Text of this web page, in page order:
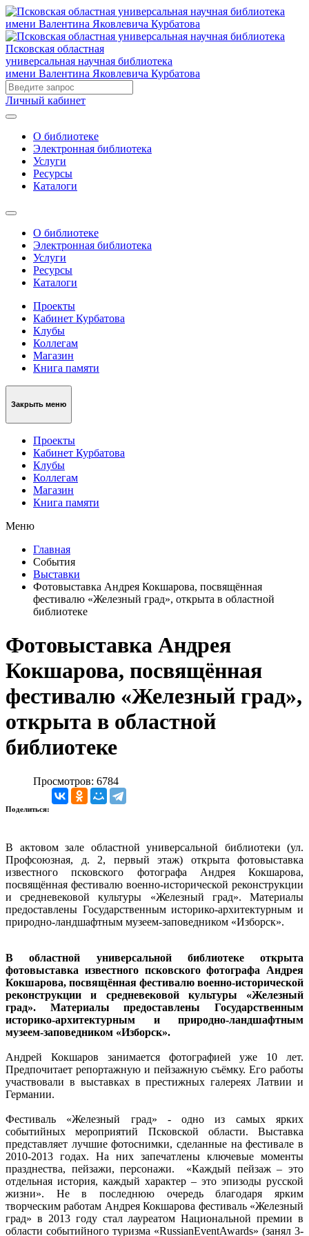
Псковская областная
универсальная научная библиотека
имени Валентина Яковлевича Курбатова
Личный кабинет
О библиотеке
Электронная библиотека
Услуги
Ресурсы
Каталоги
О библиотеке
Электронная библиотека
Услуги
Ресурсы
Каталоги
Проекты
Кабинет Курбатова
Клубы
Коллегам
Магазин
Книга памяти
Закрыть меню
Проекты
Кабинет Курбатова
Клубы
Коллегам
Магазин
Книга памяти
Меню
Главная
События
Выставки
Фотовыставка Андрея Кокшарова, посвящённая
фестивалю «Железный град», открыта в областной
библиотеке
Фотовыставка Андрея
Кокшарова, посвящённая
фестивалю «Железный град»,
открыта в областной
библиотеке
Просмотров: 6784
Поделиться:
В актовом зале областной универсальной библиотеки (ул.
Профсоюзная, д. 2, первый этаж) открыта фотовыставка
известного псковского фотографа Андрея Кокшарова,
посвящённая фестивалю военно-исторической реконструкции
и средневековой культуры «Железный град». Материалы
предоставлены Государственным историко-архитектурным и
природно-ландшафтным музеем-заповедником «Изборск».
В областной универсальной библиотеке открыта
фотовыставка известного псковского фотографа Андрея
Кокшарова, посвящённая фестивалю военно-исторической
реконструкции и средневековой культуры «Железный
град». Материалы предоставлены Государственным
историко-архитектурным и природно-ландшафтным
музеем-заповедником «Изборск».
Андрей Кокшаров занимается фотографией уже 10 лет.
Предпочитает репортажную и пейзажную съёмку. Его работы
участвовали в выставках в престижных галереях Латвии и
Германии.
Фестиваль «Железный град» - одно из самых ярких
событийных мероприятий Псковской области. Выставка
представляет лучшие фотоснимки, сделанные на фестивале в
2010-2013 годах. На них запечатлены ключевые моменты
празднества, пейзажи, персонажи. «Каждый пейзаж – это
отдельная история, каждый характер – это эпизоды русской
жизни». Не в последнюю очередь благодаря ярким
творческим работам Андрея Кокшарова фестиваль «Железный
град» в 2013 году стал лауреатом Национальной премии в
области событийного туризма «RussianEventAwards» (занял 3-